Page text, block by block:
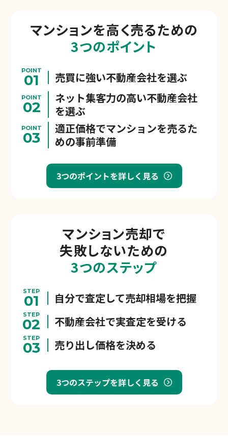
マンションを高く売るための
3つのポイント
POINT
01 売買に強い不動産会社を選ぶ
POINT
02
ネット集客力の高い不動産会社
を選ぶ
POINT
03
適正価格でマンションを売るた
めの事前準備
3つのポイントを詳しく見る
マンション売却で
失敗しないための
3つのステップ
STEP
01 自分で査定して売却相場を把握
STEP
02 不動産会社で実査定を受ける
STEP
03 売り出し価格を決める
3つのステップを詳しく見る